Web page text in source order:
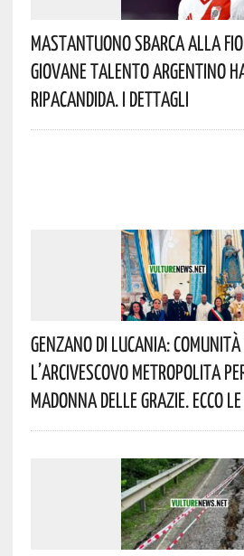
Mastantuono Sbarca Alla
Giovane Talento Argentino
Ripacandida. I Dettagli
Genzano Di Lucania:
L’Arcivescovo Metropolita
Madonna Delle Grazie. Ecco